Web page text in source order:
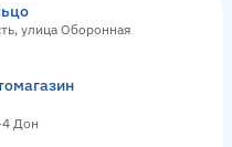
улица Оборонная
Дон